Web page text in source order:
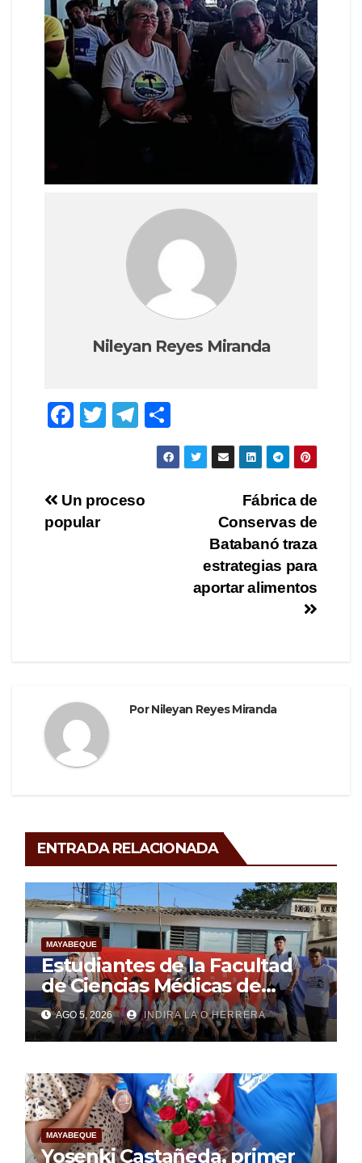
Nileyan Reyes Miranda
F
e
b
T
er
T
el
gr
o
m
Navegación
de
Fábrica de
Conservas de
Batabanó traza
estrategias para
aportar alimentos
Un proceso
popular
PorNileyan Reyes Miranda
ENTRADA RELACIONADA
MAYABEQUE
Estudiantes de la Facultad
de Ciencias Médicas de
Mayabeque realizan
pesquisa
AGO 5, 2026 INDIRA LA O HERRERA
MAYABEQUE
Yosenki Castañeda, primer